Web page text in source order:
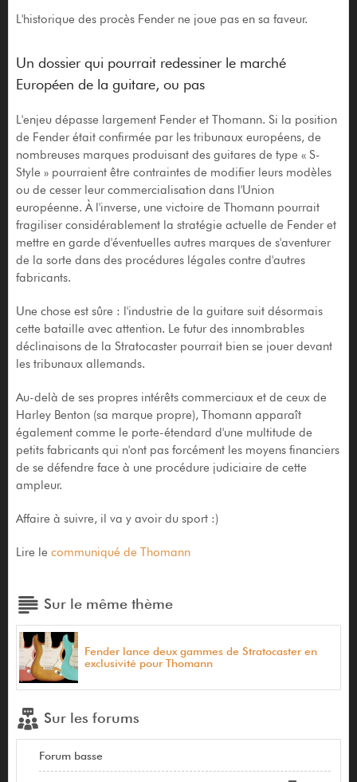
L'historique des procès Fender ne joue pas en sa faveur.
Un dossier qui pourrait redessiner le marché
Européen de la guitare, ou pas
L'enjeu dépasse largement Fender et Thomann. Si la position
de Fender était confirmée par les tribunaux européens, de
nombreuses marques produisant des guitares de type « S-
Style » pourraient être contraintes de modifier leurs modèles
ou de cesser leur commercialisation dans l'Union
européenne. À l'inverse, une victoire de Thomann pourrait
fragiliser considérablement la stratégie actuelle de Fender et
mettre en garde d'éventuelles autres marques de s'aventurer
de la sorte dans des procédures légales contre d'autres
fabricants.
Une chose est sûre : l'industrie de la guitare suit désormais
cette bataille avec attention. Le futur des innombrables
déclinaisons de la Stratocaster pourrait bien se jouer devant
les tribunaux allemands.
Au-delà de ses propres intérêts commerciaux et de ceux de
Harley Benton (sa marque propre), Thomann apparaît
également comme le porte-étendard d'une multitude de
petits fabricants qui n'ont pas forcément les moyens financiers
de se défendre face à une procédure judiciaire de cette
ampleur.
Affaire à suivre, il va y avoir du sport :)
Lire le communiqué de Thomann
Sur le même thème
Fender lance deux gammes de Stratocaster en
exclusivité pour Thomann
Sur les forums
Forum basse